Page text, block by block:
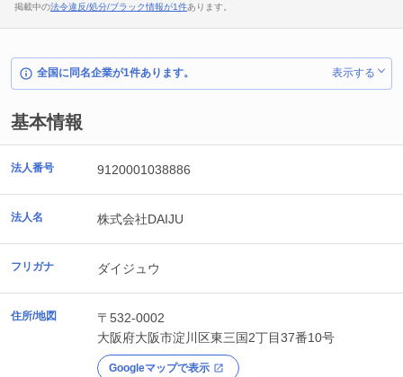
掲載中の法令違反/処分/ブラック情報が1件あります。
全国に同名企業が1件あります。 表示する
基本情報
法人番号 9120001038886
法人名 株式会社DAIJU
フリガナ ダイジュウ
住所/地図
〒532-0002
大阪府大阪市淀川区東三国2丁目37番10号
Googleマップで表示